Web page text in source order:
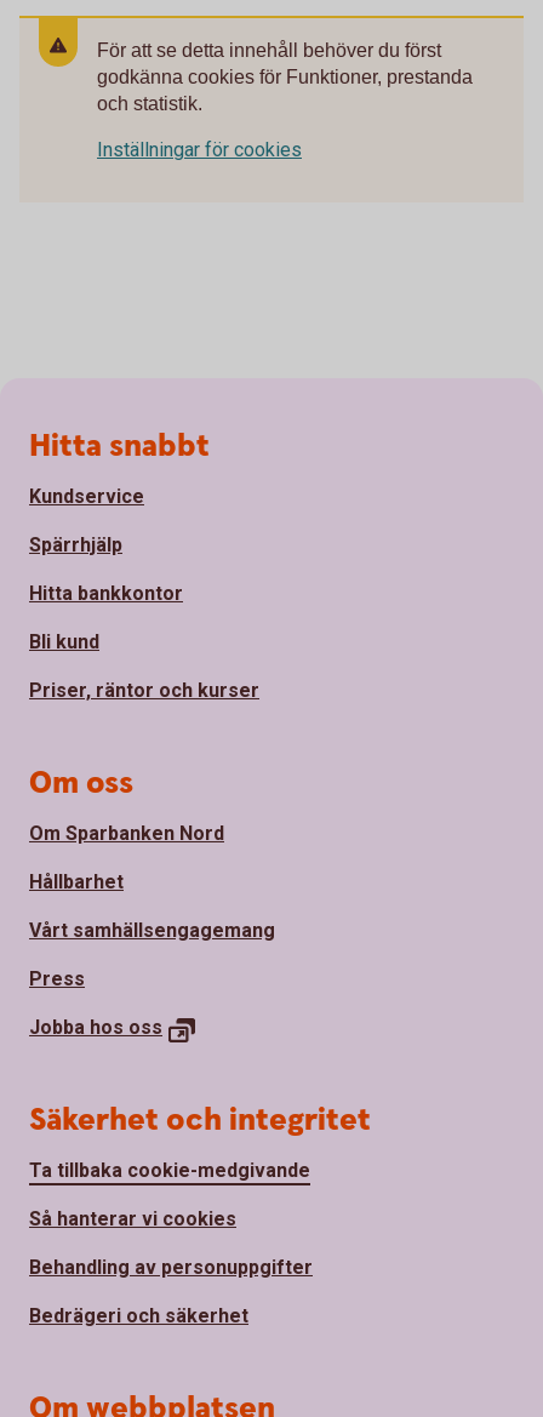
För att se detta innehåll behöver du först
godkänna cookies för Funktioner, prestanda
och statistik.
Inställningar för cookies
Sidfot
Hitta snabbt
Kundservice
Spärrhjälp
Hitta bankkontor
Bli kund
Priser, räntor och kurser
Om oss
Om Sparbanken Nord
Hållbarhet
Vårt samhällsengagemang
Press
Jobba hos oss
Säkerhet och integritet
Ta tillbaka cookie-medgivande
Så hanterar vi cookies
Behandling av personuppgifter
Bedrägeri och säkerhet